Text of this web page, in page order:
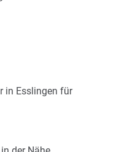
in Esslingen für